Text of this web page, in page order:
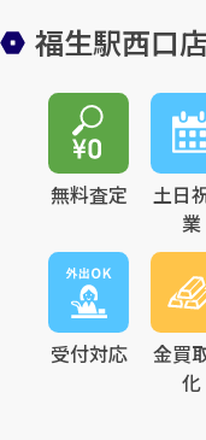
1分
します
まずは
【総合
福生駅西口
無料査定
土日
業
受付対応
金買
化